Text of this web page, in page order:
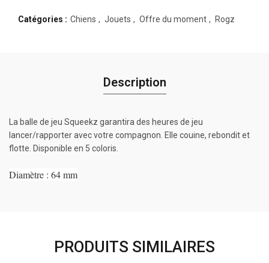
Catégories : Chiens , Jouets , Offre du moment , Rogz
Description
La balle de jeu Squeekz garantira des heures de jeu
lancer/rapporter avec votre compagnon. Elle couine, rebondit et
flotte. Disponible en 5 coloris.
Diamètre : 64 mm
PRODUITS SIMILAIRES